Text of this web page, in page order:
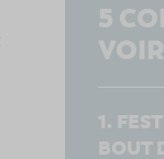
5
VOIR
BOUT